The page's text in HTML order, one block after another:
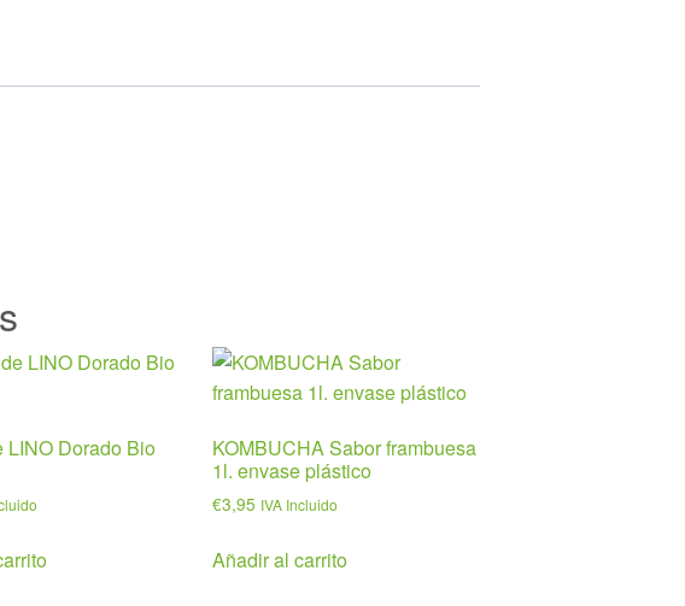
LINO Dorado Bio
KOMBUCHA Sabor frambuesa
1l. envase plástico
€3,95 IVA Incluido
Añadir al carrito